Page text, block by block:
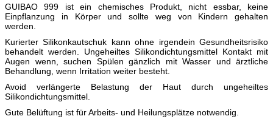
GUIBAO 999 ist ein chemisches Produkt, nicht essbar, keine
Einpflanzung in Körper und sollte weg von Kindern gehalten
werden.
Kurierter Silikonkautschuk kann ohne irgendein Gesundheitsrisiko
behandelt werden. Ungeheiltes Silikondichtungsmittel Kontakt mit
Augen wenn, suchen Spülen gänzlich mit Wasser und ärztliche
Behandlung, wenn Irritation weiter besteht.
Avoid verlängerte Belastung der Haut durch ungeheiltes
Silikondichtungsmittel.
Gute Belüftung ist für Arbeits- und Heilungsplätze notwendig.